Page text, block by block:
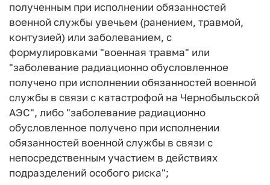
полученным при исполнении обязанностей
военной службы увечьем (ранением, травмой,
контузией) или заболеванием, с
формулировками "военная травма" или
"заболевание радиационно обусловленное
получено при исполнении обязанностей военной
службы в связи с катастрофой на Чернобыльской
АЭС", либо "заболевание радиационно
обусловленное получено при исполнении
обязанностей военной службы в связи с
непосредственным участием в действиях
подразделений особого риска";